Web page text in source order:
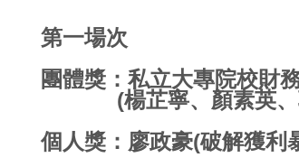
第一場次
團體獎：私立大專院校財
(楊芷寧、顏素英、
個人獎：廖政豪(破解獲利